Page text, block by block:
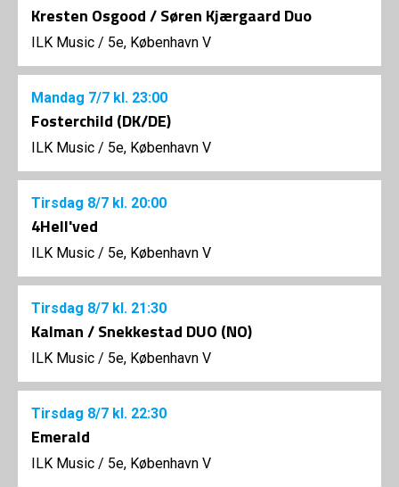
Kresten Osgood / Søren Kjærgaard Duo
ILK Music / 5e, København V
Mandag 7/7 kl. 23:00
Fosterchild (DK/DE)
ILK Music / 5e, København V
Tirsdag 8/7 kl. 20:00
4Hell'ved
ILK Music / 5e, København V
Tirsdag 8/7 kl. 21:30
Kalman / Snekkestad DUO (NO)
ILK Music / 5e, København V
Tirsdag 8/7 kl. 22:30
Emerald
ILK Music / 5e, København V